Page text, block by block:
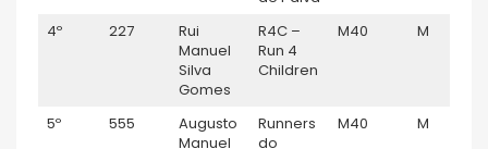
4º 227
Rui
Manuel
Silva
Gomes
R4C –
Run 4
Children
M40 M
5º 555
Augusto
Manuel
Runners
do
M40 M